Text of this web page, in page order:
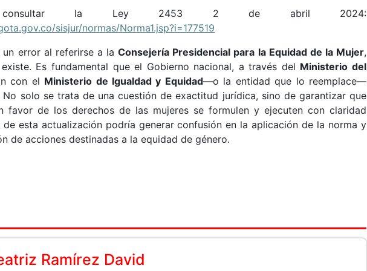
consultar la Ley 2453 2 de abril 2024:
sisjur/normas/Norma1.jsp?i=177519
un error al referirse a laConsejería Presidencial para la Equidad de la Mujer,
Es fundamental que el Gobierno nacional, a través del Ministerio del
con el Ministerio de Igualdad y Equidad—o la entidad que lo reemplace—
solo se trata de una cuestión de exactitud jurídica, sino de garantizar que
favor de los derechos de las mujeres se formulen y ejecuten con claridad
esta actualización podría generar confusión en la aplicación de la norma y
de acciones destinadas a la equidad de género.
Ramírez David